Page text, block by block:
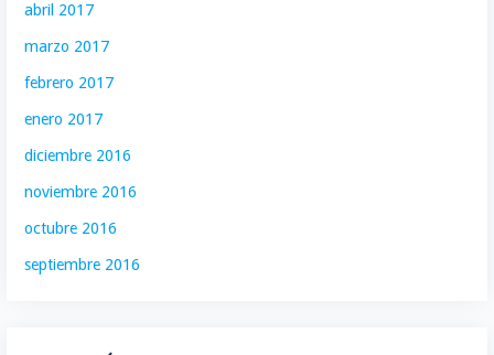
abril 2017
marzo 2017
febrero 2017
enero 2017
diciembre 2016
noviembre 2016
octubre 2016
septiembre 2016